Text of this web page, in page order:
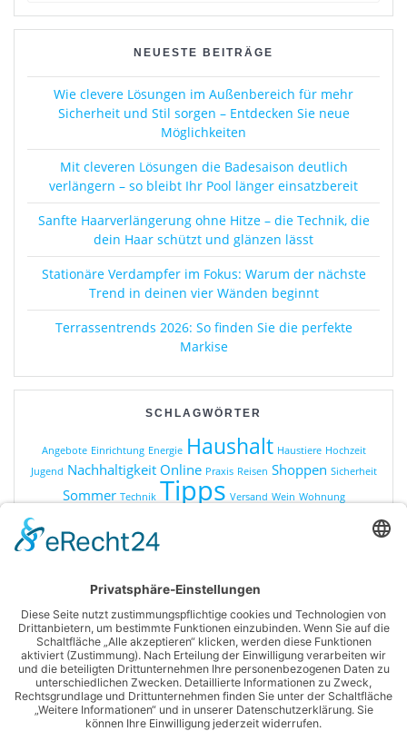
NEUESTE BEITRÄGE
Wie clevere Lösungen im Außenbereich für mehr
Sicherheit und Stil sorgen – Entdecken Sie neue
Möglichkeiten
Mit cleveren Lösungen die Badesaison deutlich
verlängern – so bleibt Ihr Pool länger einsatzbereit
Sanfte Haarverlängerung ohne Hitze – die Technik, die
dein Haar schützt und glänzen lässt
Stationäre Verdampfer im Fokus: Warum der nächste
Trend in deinen vier Wänden beginnt
Terrassentrends 2026: So finden Sie die perfekte
Markise
SCHLAGWÖRTER
Angebote Einrichtung Energie Haushalt Haustiere Hochzeit
Jugend Nachhaltigkeit Online Praxis Reisen Shoppen Sicherheit
Sommer Technik Tipps Versand Wein Wohnung
Online Shopping
Produkte
Ratgeber
Sonstiges